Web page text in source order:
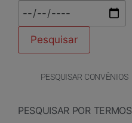
PESQUISAR CONVÊNIOS
PESQUISAR POR TERMOS